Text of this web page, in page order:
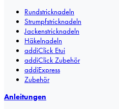
Rundstricknadeln
Strumpfstricknadeln
Jackenstricknadeln
Häkelnadeln
addiClick Etui
addiClick Zubehör
addiExpress
Zubehör
Anleitungen